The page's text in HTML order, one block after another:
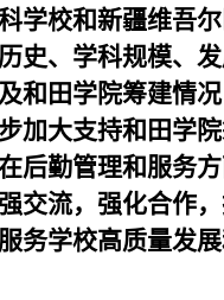
学校和新疆维吾
史、学科规模、发
和田学院筹建情
加大支持和田学
后勤管理和服务
交流，强化合作
务学校高质量发